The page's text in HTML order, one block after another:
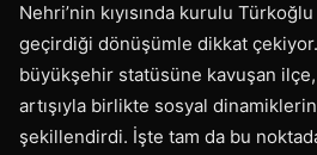
Nehri’nin kıyısında kurulu
geçirdiği dönüşümle dikkat çekiyor.
büyükşehir statüsüne kavuşan
artışıyla birlikte sosyal
şekillendirdi. İşte tam da bu